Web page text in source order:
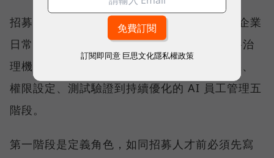
招募只是第一步。真正決定 AI 員工能否進入企業
日常營運的關鍵，在於治理。為此，ORRA 將治
理機制納入平台設計，建立一套涵蓋角色定義、
權限設定、測試驗證到持續優化的 AI 員工管理五
階段。
第一階段是定義角色，如同招募人才前必須先寫
訂閱即同意 巨思文化隱私權政策